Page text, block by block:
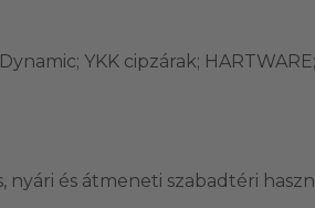
YKK cipzárak;
nyári és átmeneti szabadtéri